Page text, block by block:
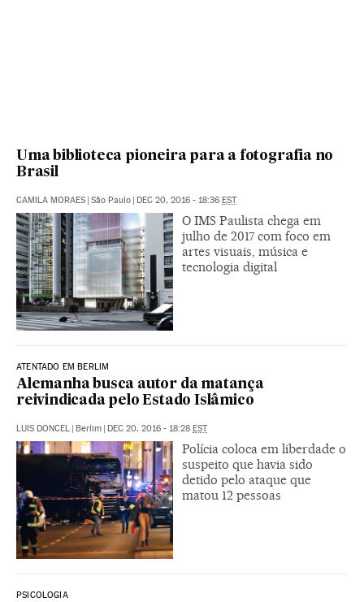
Uma biblioteca pioneira para a fotografia no
Brasil
CAMILA MORAES São Paulo DEC 20, 2016 - 18:36 EST
O IMS Paulista chega em
julho de 2017 com foco em
artes visuais, música e
tecnologia digital
ATENTADO EM BERLIM
Alemanha busca autor da matança
reivindicada pelo Estado Islâmico
LUIS DONCEL Berlim DEC 20, 2016 - 18:28 EST
Polícia coloca em liberdade o
suspeito que havia sido
detido pelo ataque que
matou 12 pessoas
PSICOLOGIA